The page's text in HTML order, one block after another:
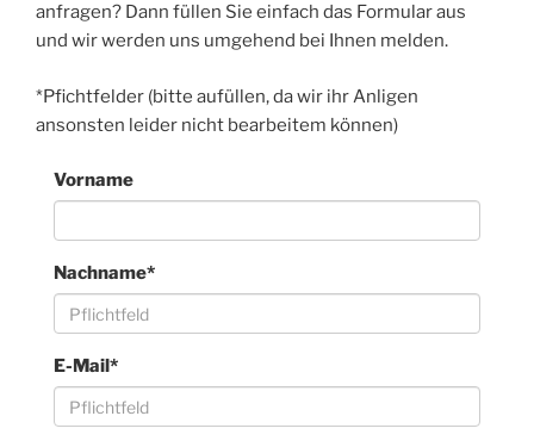
anfragen? Dann füllen Sie einfach das Formular aus
und wir werden uns umgehend bei Ihnen melden.
*Pfichtfelder (bitte aufüllen, da wir ihr Anligen
ansonsten leider nicht bearbeitem können)
Vorname
Nachname*
E-Mail *